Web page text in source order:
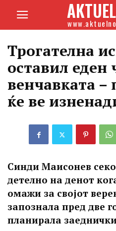
Трогателна
оставил еден
венчавката –
ќе ве
Синди Маисонев
детелно на денот
омажи за својот
запознала пред две
планирала